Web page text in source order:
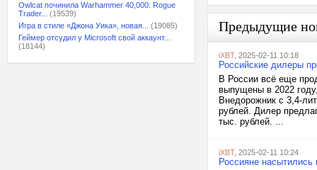
Owlcat починила Warhammer 40,000: Rogue
Trader...
(19539)
Игра в стиле «Джона Уика», новая...
(19085)
Геймер отсудил у Microsoft свой аккаунт...
(18144)
Предыдущие
iXBT, 2025-02-11 10:18
Российские дилеры
В России всё еще
выпущены в 2022
Внедорожник с 3,4-
рублей. Дилер
тыс. рублей. ...
iXBT, 2025-02-11 10:24
Россияне